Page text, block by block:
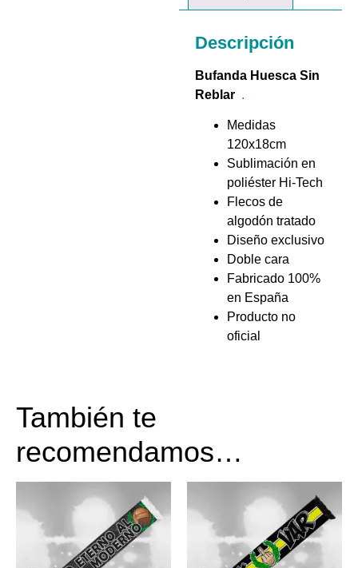
Descripción
Bufanda Huesca Sin
Reblar .
Medidas
120x18cm
Sublimación en
poliéster Hi-Tech
Flecos de
algodón tratado
Diseño exclusivo
Doble cara
Fabricado 100%
en España
Producto no
oficial
También te
recomendamos…